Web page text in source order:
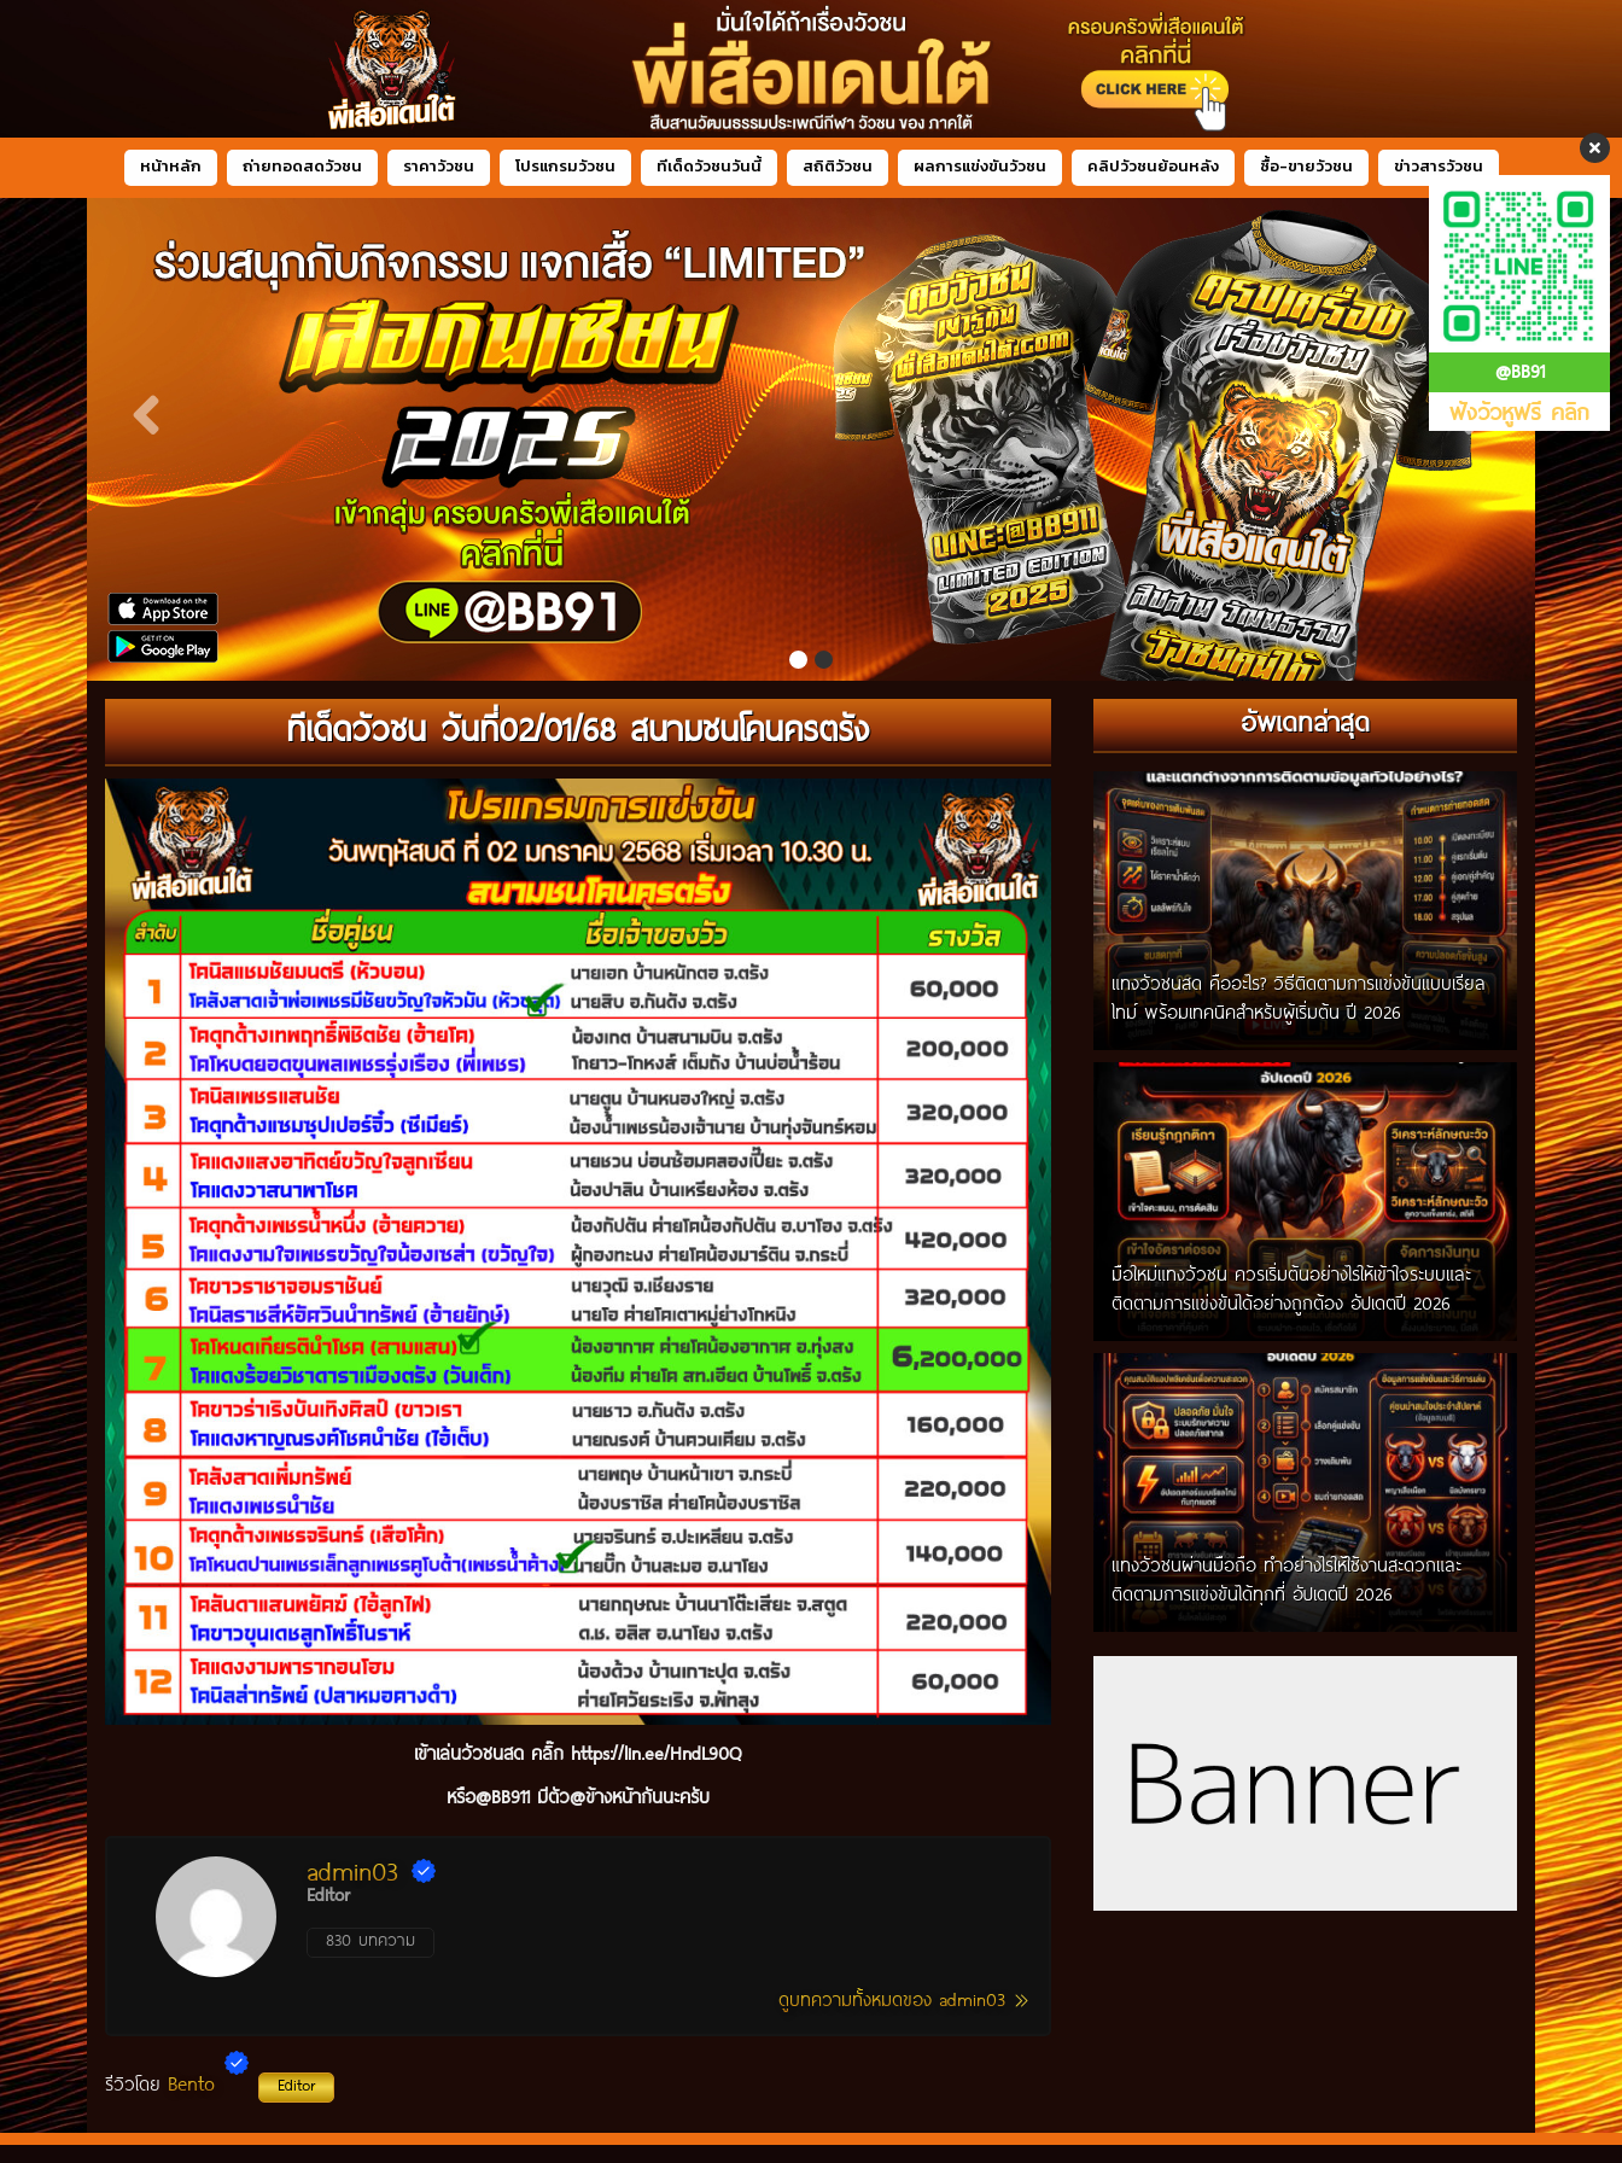
@BB91
ฟังวัวหูฟรี คลิก
หน้าหลัก ถ่ายทอดสดวัวชน ราคาวัวชน โปรแกรมวัวชน ทีเด็ดวัวชนวันนี้ สถิติวัวชน ผลการแข่งขันวัวชน คลิปวัวชนย้อนหลัง ซื้อ-ขายวัวชน ข่าวสารวัวชน
ทีเด็ดวัวชน วันที่02/01/68 สนามชนโคนครตรัง
เข้าเล่นวัวชนสด คลิ๊ก https://lin.ee/HndL90Q
หรือ@BB911 มีตัว@ข้างหน้ากันนะครับ
admin03
Editor
830 บทความ
ดูบทความทั้งหมดของ admin03
รีวิวโดย Bento Editor
อัพเดทล่าสุด
แทงวัวชนสด คืออะไร? วิธีติดตามการแข่งขันแบบเรียล
ไทม์ พร้อมเทคนิคสำหรับผู้เริ่มต้น ปี 2026
มือใหม่แทงวัวชน ควรเริ่มต้นอย่างไรให้เข้าใจระบบและ
ติดตามการแข่งขันได้อย่างถูกต้อง อัปเดตปี 2026
แทงวัวชนผ่านมือถือ ทำอย่างไรให้ใช้งานสะดวกและ
ติดตามการแข่งขันได้ทุกที่ อัปเดตปี 2026